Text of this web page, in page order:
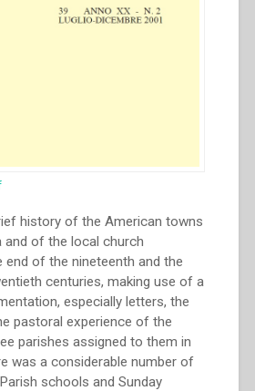
history of the American towns
and of the local church
of the nineteenth and the
centuries, making use of a
especially letters, the
pastoral experience of the
parishes assigned to them in
was a considerable number of
schools and Sunday